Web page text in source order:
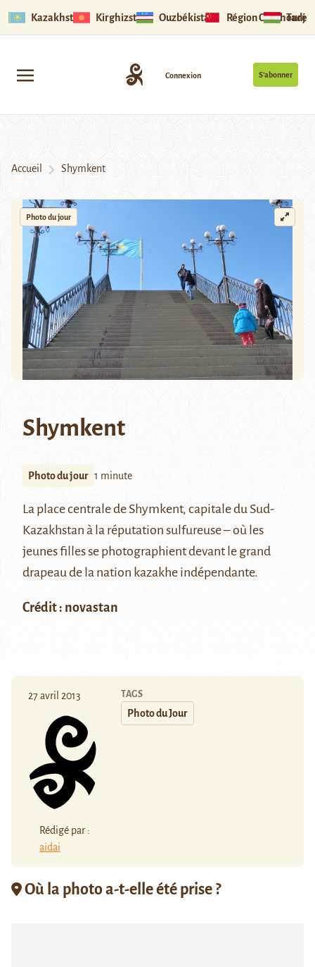
Kazakhstan Kirghizstan Ouzbékistan Région Ouïghoure
S’abonner
Connexion
Accueil Shymkent
Photo du jour
Shymkent
Photo du jour 1 minute
La place centrale de Shymkent, capitale du Sud-
Kazakhstan à la réputation sulfureuse – où les
jeunes filles se photographient devant le grand
drapeau de la nation kazakhe indépendante.
Crédit : novastan
27 avril 2013
Rédigé par :
aidai
TAGS
Photo du Jour
Où la photo a-t-elle été prise ?